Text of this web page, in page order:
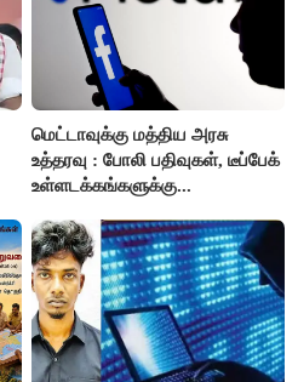
மெட்டாவுக்கு மத்திய அரசு
உத்தரவு : போலி பதிவுகள், டீப்பேக்
உள்ளடக்கங்களுக்கு...